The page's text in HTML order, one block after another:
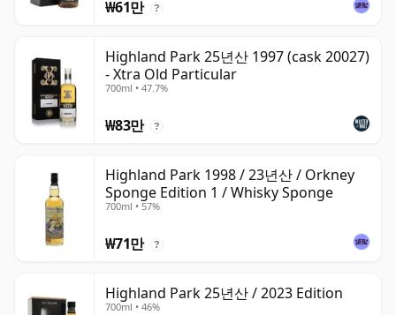
₩61만 ?
Highland Park 25년산 1997 (cask 20027)
- Xtra Old Particular
700ml • 47.7%
₩83만 ?
Highland Park 1998 / 23년산 / Orkney
Sponge Edition 1 / Whisky Sponge
700ml • 57%
₩71만 ?
Highland Park 25년산 / 2023 Edition
700ml • 46%